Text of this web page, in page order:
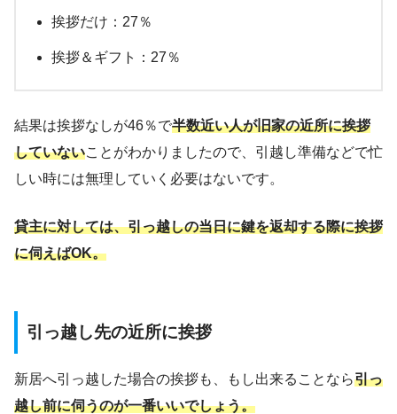
挨拶だけ：27％
挨拶＆ギフト：27％
結果は挨拶なしが46％で半数近い人が旧家の近所に挨拶
していないことがわかりましたので、引越し準備などで忙
しい時には無理していく必要はないです。
貸主に対しては、引っ越しの当日に鍵を返却する際に挨拶
に伺えばOK。
引っ越し先の近所に挨拶
新居へ引っ越した場合の挨拶も、もし出来ることなら引っ
越し前に伺うのが一番いいでしょう。